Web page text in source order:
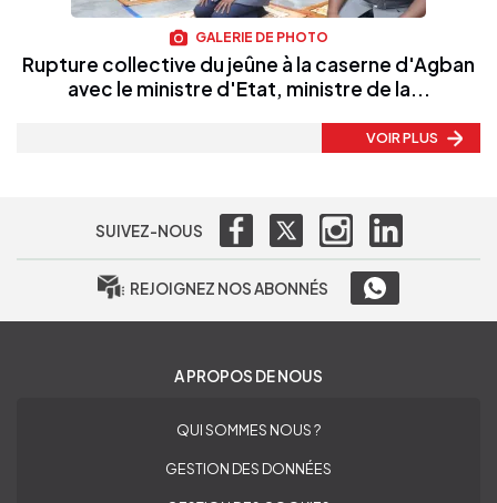
GALERIE DE PHOTO
Rupture collective du jeûne à la caserne d'Agban
avec le ministre d'Etat, ministre de la...
VOIR PLUS
SUIVEZ-NOUS
REJOIGNEZ NOS ABONNÉS
A PROPOS DE NOUS
QUI SOMMES NOUS ?
GESTION DES DONNÉES